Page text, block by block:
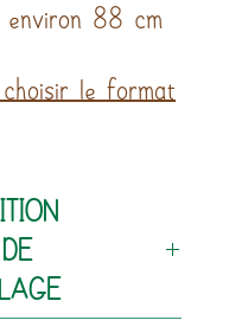
, environ 88 cm
choisir le format